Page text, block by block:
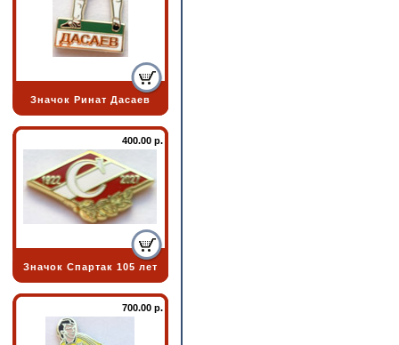
Значок Ринат Дасаев
400.00 р.
Значок Спартак 105 лет
700.00 р.